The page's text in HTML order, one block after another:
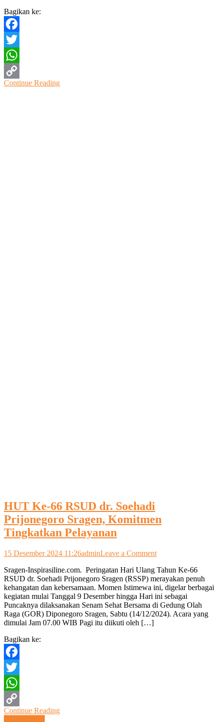
Bagikan ke:
Facebook
Twitter
WhatsApp
Copy
Continue Reading
HUT Ke-66 RSUD dr. Soehadi
Prijonegoro Sragen, Komitmen
Tingkatkan Pelayanan
15 Desember 2024 11:26adminLeave a Commenton
Ke-
66
RSUD
dr.
Soehadi
Prijonegoro
Sragen-Inspirasiline.com. Peringatan Hari Ulang Tahun Ke-66
RSUD dr. Soehadi Prijonegoro Sragen (RSSP) merayakan penuh
kehangatan dan kebersamaan. Momen Istimewa ini, digelar berbagai
kegiatan mulai Tanggal 9 Desember hingga Hari ini sebagai
Puncaknya dilaksanakan Senam Sehat Bersama di Gedung Olah
Raga (GOR) Diponegoro Sragen, Sabtu (14/12/2024). Acara yang
dimulai Jam 07.00 WIB Pagi itu diikuti oleh […]
Bagikan ke:
Facebook
Twitter
WhatsApp
Copy
Continue Reading